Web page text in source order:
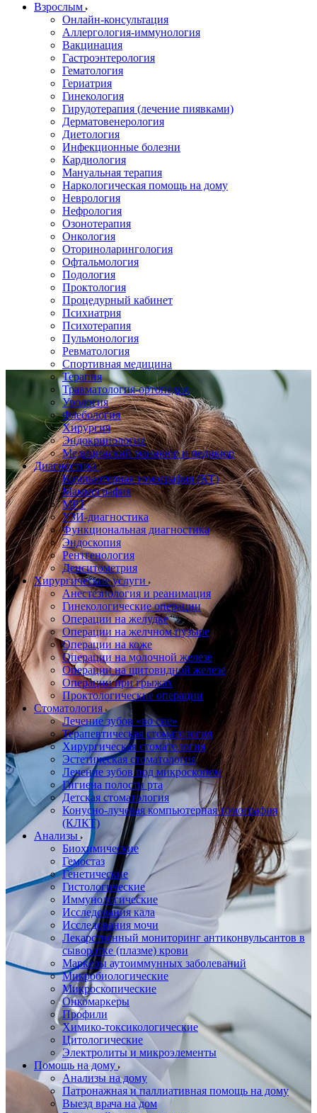
Взрослым
Онлайн-консультация
Аллергология-иммунология
Вакцинация
Гастроэнтерология
Гематология
Гериатрия
Гинекология
Гирудотерапия (лечение пиявками)
Дерматовенерология
Диетология
Инфекционные болезни
Кардиология
Мануальная терапия
Наркологическая помощь на дому
Неврология
Нефрология
Озонотерапия
Онкология
Оториноларингология
Офтальмология
Подология
Проктология
Процедурный кабинет
Психиатрия
Психотерапия
Пульмонология
Ревматология
Спортивная медицина
Терапия
Травматология-ортопедия
Урология
Флебология
Хирургия
Эндокринология
Медицинский маникюр и педикюр
Диагностика
Компьютерная томография (КТ)
Маммография
МРТ
УЗИ-диагностика
Функциональная диагностика
Эндоскопия
Рентгенология
Денситометрия
Хирургические услуги
Анестезиология и реанимация
Гинекологические операции
Операции на желудке
Операции на желчном пузыре
Операции на коже
Операции на молочной железе
Операции на щитовидной железе
Операции при грыжах
Проктологические операции
Стоматология
Лечение зубов «во сне»
Терапевтическая стоматология
Хирургическая стоматология
Эстетическая стоматология
Лечение зубов под микроскопом
Гигиена полости рта
Детская стоматология
Конусно-лучевая компьютерная томография
(КЛКТ)
Анализы
Биохимические
Гемостаз
Генетические
Гистологические
Иммунологические
Исследования кала
Исследования мочи
Лекарственный мониторинг антиконвульсантов в
сыворотке (плазме) крови
Маркеры аутоиммунных заболеваний
Микробиологические
Микроскопические
Онкомаркеры
Профили
Химико-токсикологические
Цитологические
Электролиты и микроэлементы
Помощь на дому
Анализы на дому
Патронажная и паллиативная помощь на дому
Выезд врача на дом